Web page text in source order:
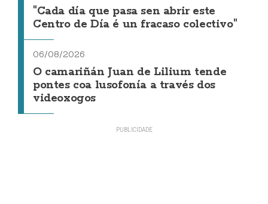
"Cada día que pasa sen abrir este
Centro de Día é un fracaso colectivo"
06/08/2026
O camariñán Juan de Lilium tende
pontes coa lusofonía a través dos
videoxogos